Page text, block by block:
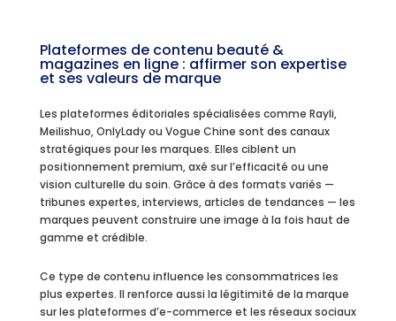
Plateformes de contenu beauté &
magazines en ligne : affirmer son expertise
et ses valeurs de marque
Les plateformes éditoriales spécialisées comme Rayli,
Meilishuo, OnlyLady ou Vogue Chine sont des canaux
stratégiques pour les marques. Elles ciblent un
positionnement premium, axé sur l’efficacité ou une
vision culturelle du soin. Grâce à des formats variés —
tribunes expertes, interviews, articles de tendances — les
marques peuvent construire une image à la fois haut de
gamme et crédible.
Ce type de contenu influence les consommatrices les
plus expertes. Il renforce aussi la légitimité de la marque
sur les plateformes d’e-commerce et les réseaux sociaux